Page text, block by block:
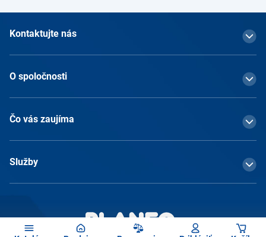
Kontaktujte nás
O spoločnosti
Čo vás zaujíma
Služby